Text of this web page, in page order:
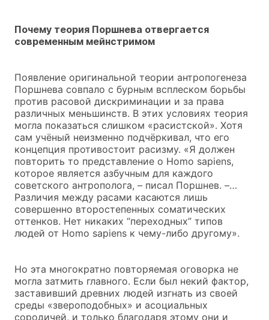
Почему теория Поршнева отвергается
современным мейнстримом
Появление оригинальной теории антропогенеза
Поршнева совпало с бурным всплеском борьбы
против расовой дискриминации и за права
различных меньшинств. В этих условиях теория
могла показаться слишком «расистской». Хотя
сам учёный неизменно подчёркивал, что его
концепция противостоит расизму. «Я должен
повторить то представление о Homo sapiens,
которое является азбучным для каждого
советского антрополога, – писал Поршнев. –…
Различия между расами касаются лишь
совершенно второстепенных соматических
оттенков. Нет никаких “переходных” типов
людей от Homo sapiens к чему-либо другому».
Но эта многократно повторяемая оговорка не
могла затмить главного. Если был некий фактор,
заставивший древних людей изгнать из своей
среды «звероподобных» и асоциальных
сородичей, и только благодаря этому они и